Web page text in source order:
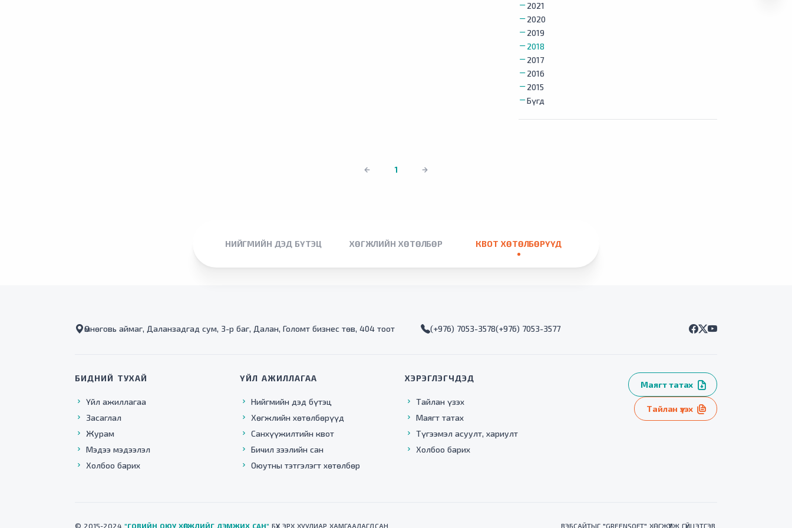
2021
2020
2019
2018
2017
2016
2015
Бүгд
1
НИЙГМИЙН ДЭД БҮТЭЦ ХӨГЖЛИЙН ХӨТӨЛБӨР КВОТ ХӨТӨЛБӨРҮҮД
Өмнөговь аймаг, Даланзадгад сум, 3-р баг, Далан, Голомт бизнес төв, 404 тоот (+976) 7053-3578(+976) 7053-3577
БИДНИЙ ТУХАЙ
Үйл ажиллагаа
Засаглал
Журам
Мэдээ мэдээлэл
Холбоо барих
ҮЙЛ АЖИЛЛАГАА
Нийгмийн дэд бүтэц
Хөгжлийн хөтөлбөрүүд
Санхүүжилтийн квот
Бичил зээлийн сан
Оюутны тэтгэлэгт хөтөлбөр
ХЭРЭГЛЭГЧДЭД
Тайлан үзэх
Маягт татах
Түгээмэл асуулт, хариулт
Холбоо барих
Маягт татах
Тайлан үзэх
© 2015-2024 "ГОВИЙН ОЮУ ХӨГЖЛИЙГ ДЭМЖИХ САН" БҮХ ЭРХ ХУУЛИАР ХАМГААЛАГДСАН ВЭБСАЙТЫГ "GREENSOFT" ХӨГЖҮҮЛЖ ГҮЙЦЭТГЭВ.